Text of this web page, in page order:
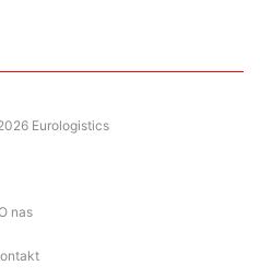
Eurologistics
nas